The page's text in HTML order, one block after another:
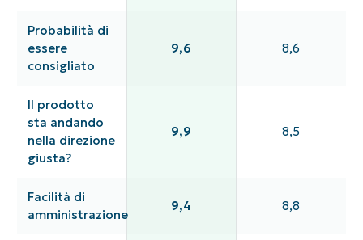
Probabilità di
essere
consigliato
9,6 8,6
Il prodotto
sta andando
nella direzione
giusta?
9,9 8,5
Facilità di
amministrazione
9,4 8,8